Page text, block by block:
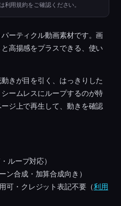
用規約をご確認ください。
ーティクル動画素材です。画
高揚感をプラスできる、使い
きが目を引く、はっきりした
ームレスにループするのが特
ジ上で再生して、動きを確認
ループ対応）
ン合成・加算合成向き）
可・クレジット表記不要（利用